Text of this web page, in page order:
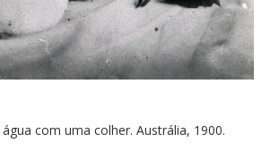
com uma colher. Austrália, 1900.